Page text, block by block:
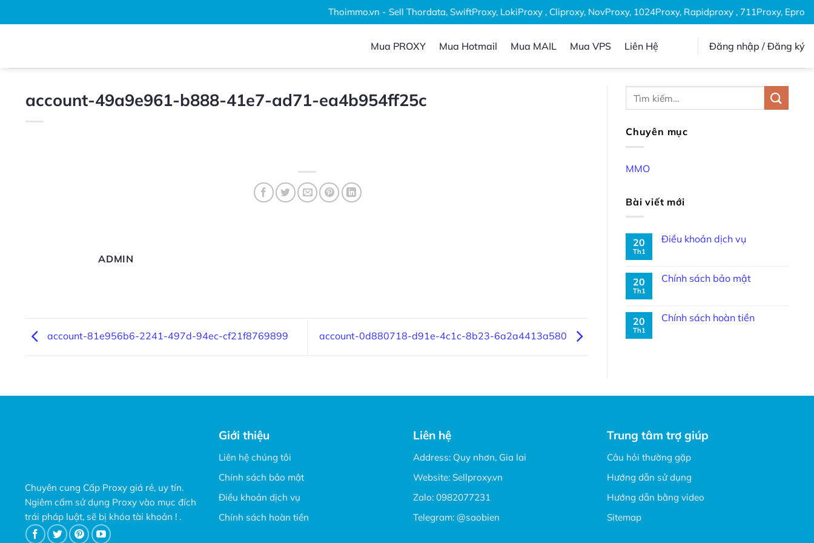
qua
Thoimmo.vn - Sell Thordata, SwiftProxy, LokiProxy , Cliproxy, NovProxy, 1024Proxy, Rapidproxy , 711Proxy,
Mua PROXY Mua Hotmail Mua MAIL Mua VPS Liên Hệ Đăng nhập / Đăng ký
account-49a9e961-b888-41e7-ad71-ea4b954ff25c
ADMIN
account-81e956b6-2241-497d-94ec-cf21f8769899 account-0d880718-d91e-4c1c-8b23-6a2a4413a580
Chuyên mục
MMO
Bài viết mới
20
Th1
Điều khoản dịch vụ
20
Th1
Chính sách bảo mật
20
Th1
Chính sách hoàn tiền
Chuyên cung Cấp Proxy giá rẻ, uy tín.
Ngiêm cấm sử dụng Proxy vào mục đích
trái pháp luật, sẽ bị khóa tài khoản ! .
Giới thiệu
Liên hệ chúng tôi
Chính sách bảo mật
Điều khoản dịch vụ
Chính sách hoàn tiền
Liên hệ
Address: Quy nhơn, Gia lai
Website: Sellproxy.vn
Zalo: 0982077231
Telegram: @saobien
Trung tâm trợ giúp
Câu hỏi thường gặp
Hướng dẫn sử dụng
Hướng dẫn bằng video
Sitemap